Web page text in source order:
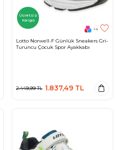
Ücretsiz
Kargo
+4
Lotto Norwell-F Günlük Sneakers Gri-
Turuncu Çocuk Spor Ayakkabı
2.449,99TL 1.837,49 TL